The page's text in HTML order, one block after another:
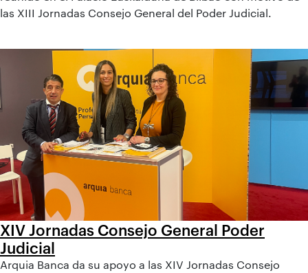
las XIII Jornadas Consejo General del Poder Judicial.
XIV Jornadas Consejo General Poder
Judicial
Arquia Banca da su apoyo a las XIV Jornadas Consejo